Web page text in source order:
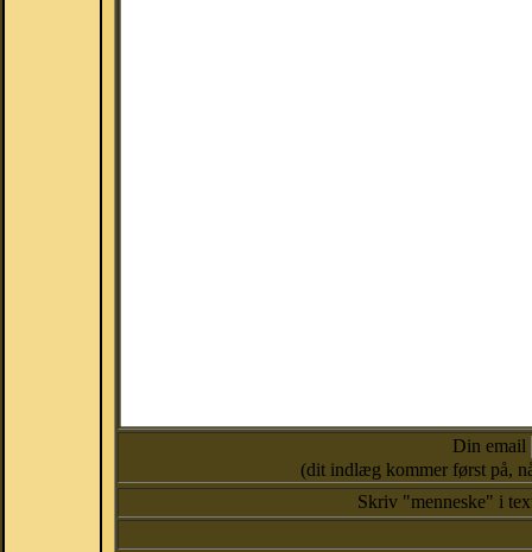
Din email
(dit indlæg kommer først på,
Skriv "menneske" i